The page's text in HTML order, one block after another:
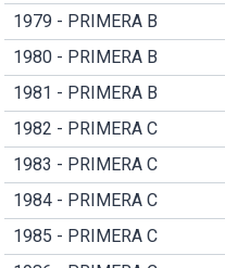
1979 - PRIMERA B
1980 - PRIMERA B
1981 - PRIMERA B
1982 - PRIMERA C
1983 - PRIMERA C
1984 - PRIMERA C
1985 - PRIMERA C